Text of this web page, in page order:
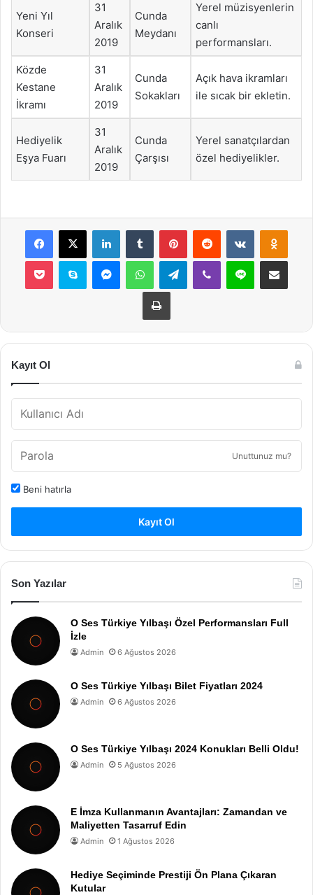
Yeni Yıl
Konseri
31
Aralık
2019
Cunda
Meydanı
Yerel müzisyenlerin
canlı
performansları.
Közde
Kestane
İkramı
31
Aralık
2019
Cunda
Sokakları
Açık hava ikramları
ile sıcak bir ekletin.
Hediyelik
Eşya Fuarı
31
Aralık
2019
Cunda
Çarşısı
Yerel sanatçılardan
özel hediyelikler.
Facebook
X LinkedInTumblr PinterestReddit VKontakte
Pocket Skype MessengerWhatsAppTelegramViber Line E-Posta ile
Yazdır
Kayıt Ol
Unuttunuz mu?
Beni hatırla
Kayıt Ol
Son Yazılar
O Ses Türkiye Yılbaşı Özel Performansları Full
İzle
Admin 6 Ağustos 2026
O Ses Türkiye Yılbaşı Bilet Fiyatları 2024
Admin 6 Ağustos 2026
O Ses Türkiye Yılbaşı 2024 Konukları Belli Oldu!
Admin 5 Ağustos 2026
E İmza Kullanmanın Avantajları: Zamandan ve
Maliyetten Tasarruf Edin
Admin 1 Ağustos 2026
Hediye Seçiminde Prestiji Ön Plana Çıkaran
Kutular